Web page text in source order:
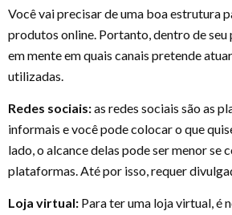
Você vai precisar de uma boa estrutura
produtos online. Portanto, dentro de seu
em mente em quais canais pretende
utilizadas.
Redes sociais:as redes sociais são as
informais e você pode colocar o que
lado, o alcance delas pode ser menor se
plataformas. Até por isso, requer
Loja virtual: Para ter uma loja virtual, é